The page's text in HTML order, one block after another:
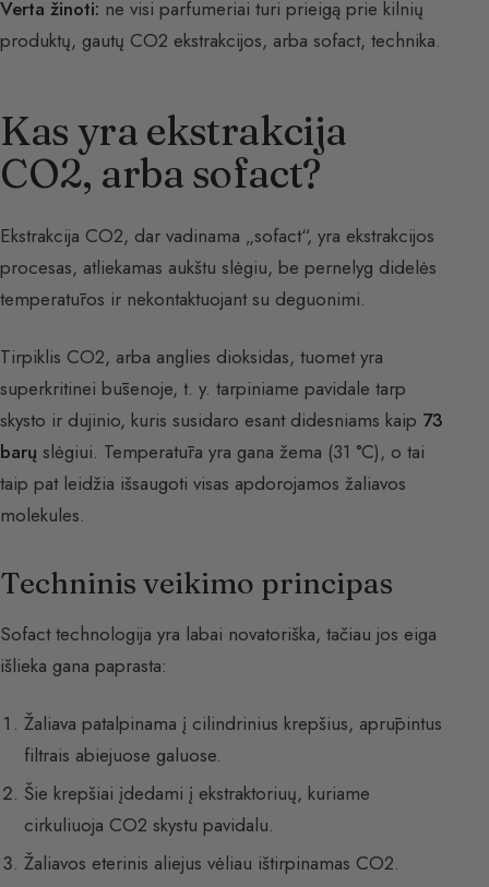
Verta žinoti: ne visi parfumeriai turi prieigą prie kilnių
produktų, gautų CO2 ekstrakcijos, arba sofact, technika.
Kas yra ekstrakcija
CO2, arba sofact?
Ekstrakcija CO2, dar vadinama „sofact“, yra ekstrakcijos
procesas, atliekamas aukštu slėgiu, be pernelyg didelės
temperatūros ir nekontaktuojant su deguonimi.
Tirpiklis CO2, arba anglies dioksidas, tuomet yra
superkritinei būsenoje, t. y. tarpiniame pavidale tarp
skysto ir dujinio, kuris susidaro esant didesniams kaip 73
barų slėgiui. Temperatūra yra gana žema (31 °C), o tai
taip pat leidžia išsaugoti visas apdorojamos žaliavos
molekules.
Techninis veikimo principas
Sofact technologija yra labai novatoriška, tačiau jos eiga
išlieka gana paprasta:
Žaliava patalpinama į cilindrinius krepšius, aprūpintus
filtrais abiejuose galuose.
Šie krepšiai įdedami į ekstraktoriuų, kuriame
cirkuliuoja CO2 skystu pavidalu.
Žaliavos eterinis aliejus vėliau ištirpinamas CO2.